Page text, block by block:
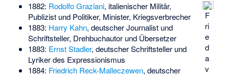
F
ri
e
d
a
v
1882: Rodolfo Graziani, italienischer Militär,
Publizist und Politiker, Minister, Kriegsverbrecher
1883: Harry Kahn, deutscher Journalist und
Schriftsteller, Drehbuchautor und Übersetzer
1883: Ernst Stadler, deutscher Schriftsteller und
Lyriker des Expressionismus
1884: Friedrich Reck-Malleczewen, deutscher